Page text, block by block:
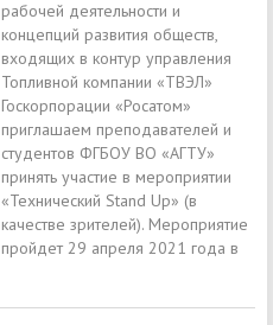
рабочей деятельности и
концепций развития обществ,
входящих в контур управления
Топливной компании «ТВЭЛ»
Госкорпорации «Росатом»
приглашаем преподавателей и
студентов ФГБОУ ВО «АГТУ»
принять участие в мероприятии
«Технический Stand Up» (в
качестве зрителей). Мероприятие
пройдет 29 апреля 2021 года в